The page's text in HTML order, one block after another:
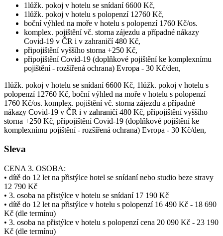
1lůžk. pokoj v hotelu se snídaní 6600 Kč,
1lůžk. pokoj v hotelu s polopenzí 12760 Kč,
boční výhled na moře v hotelu s polopenzí 1760 Kč/os.
komplex. pojištění vč. storna zájezdu a případné nákazy
Covid-19 v ČR i v zahraničí 480 Kč,
připojištění vyššího storna +250 Kč,
připojištění Covid-19 (doplňkové pojištění ke komplexnímu
pojištění - rozšířená ochrana) Evropa - 30 Kč/den,
1lůžk. pokoj v hotelu se snídaní 6600 Kč, 1lůžk. pokoj v hotelu s
polopenzí 12760 Kč, boční výhled na moře v hotelu s polopenzí
1760 Kč/os. komplex. pojištění vč. storna zájezdu a případné
nákazy Covid-19 v ČR i v zahraničí 480 Kč, připojištění vyššího
storna +250 Kč, připojištění Covid-19 (doplňkové pojištění ke
komplexnímu pojištění - rozšířená ochrana) Evropa - 30 Kč/den,
Sleva
CENA 3. OSOBA:
• dítě do 12 let na přistýlce hotel se snídaní nebo studio beze stravy
12 790 Kč
• 3. osoba na přistýlce v hotelu se snídaní 17 190 Kč
• dítě do 12 let na přistýlce v hotelu s polopenzí 16 490 Kč - 18 690
Kč (dle termínu)
• 3. osoba na přistýlce v hotelu s polopenzí cena 20 090 Kč - 23 190
Kč (dle termínu)